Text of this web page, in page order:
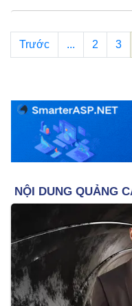
Trước ... 2 3